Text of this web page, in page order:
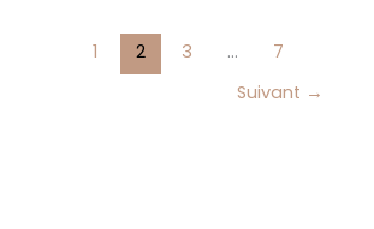
1 2 3 …
7
Suivant →